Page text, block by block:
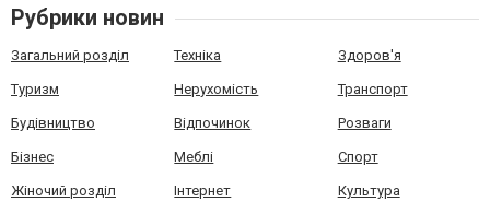
Рубрики новин
Загальний розділ Техніка Здоров'я
Туризм Нерухомість Транспорт
Будівництво Відпочинок Розваги
Бізнес Меблі Спорт
Жіночий розділ Інтернет Культура